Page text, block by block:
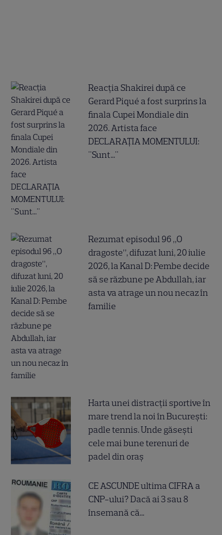
Reacția Shakirei după ce
Gerard Piqué a fost surprins la
finala Cupei Mondiale din
2026. Artista face
DECLARAȚIA MOMENTULUI:
"Sunt..."
Rezumat episodul 96 „O
dragoste”, difuzat luni, 20 iulie
2026, la Kanal D: Pembe decide
să se răzbune pe Abdullah, iar
asta va atrage un nou necaz în
familie
Harta unei distracții sportive în
mare trend la noi în București:
padle tennis. Unde găsești
cele mai bune terenuri de
padel din oraș
CE ASCUNDE ultima CIFRA a
CNP-ului? Dacă ai 3 sau 8
însemană că...